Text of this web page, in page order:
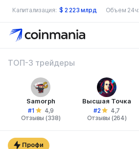
Капитализация: $ 2 223 млрд Объем 24ч:
ТОП-3 трейдеры
Samorph
#1
4,9
Отзывы (338)
Высшая Точка
#2
4,7
Отзывы (264)
Профи